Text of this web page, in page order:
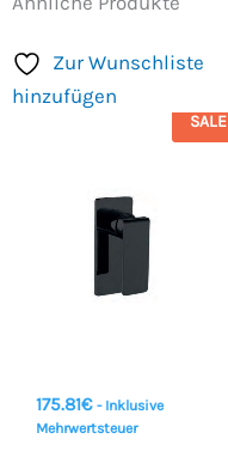
Zur Wunschliste
hinzufügen
SALE
175.81€ - Inklusive
Mehrwertsteuer